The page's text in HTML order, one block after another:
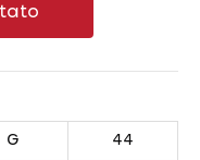
G 44